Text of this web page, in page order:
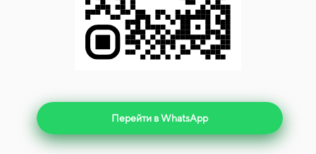
Перейти в WhatsApp